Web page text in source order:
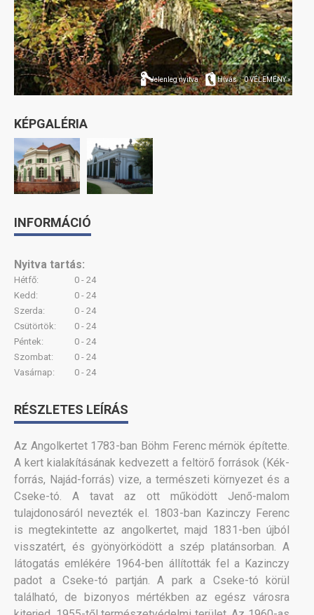
Jelenleg nyitva Hívás 0 VÉLEMÉNY »
KÉPGALÉRIA
INFORMÁCIÓ
Nyitva tartás:
Hétfő:
0 - 24
Kedd:
0 - 24
Szerda:
0 - 24
Csütörtök:
0 - 24
Péntek:
0 - 24
Szombat:
0 - 24
Vasárnap:
0 - 24
RÉSZLETES LEÍRÁS
Az Angolkertet 1783-ban Böhm Ferenc mérnök építette.
A kert kialakításának kedvezett a feltörő források (Kék-
forrás, Najád-forrás) vize, a természeti környezet és a
Cseke-tó. A tavat az ott működött Jenő-malom
tulajdonosáról nevezték el. 1803-ban Kazinczy Ferenc
is megtekintette az angolkertet, majd 1831-ben újból
visszatért, és gyönyörködött a szép platánsorban. A
látogatás emlékére 1964-ben állították fel a Kazinczy
padot a Cseke-tó partján. A park a Cseke-tó körül
található, de bizonyos mértékben az egész városra